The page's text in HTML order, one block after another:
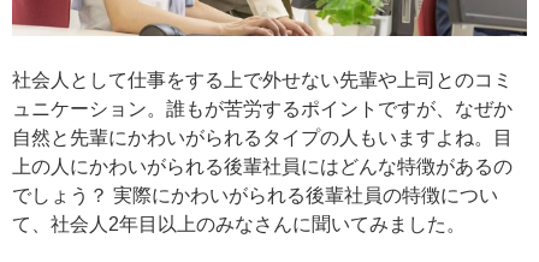
社会人として仕事をする上で外せない先輩や上司とのコミ
ュニケーション。誰もが苦労するポイントですが、なぜか
自然と先輩にかわいがられるタイプの人もいますよね。目
上の人にかわいがられる後輩社員にはどんな特徴があるの
でしょう？ 実際にかわいがられる後輩社員の特徴につい
て、社会人2年目以上のみなさんに聞いてみました。